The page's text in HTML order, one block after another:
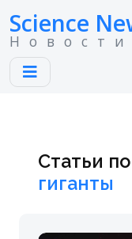
Science
Статьи
гиганты